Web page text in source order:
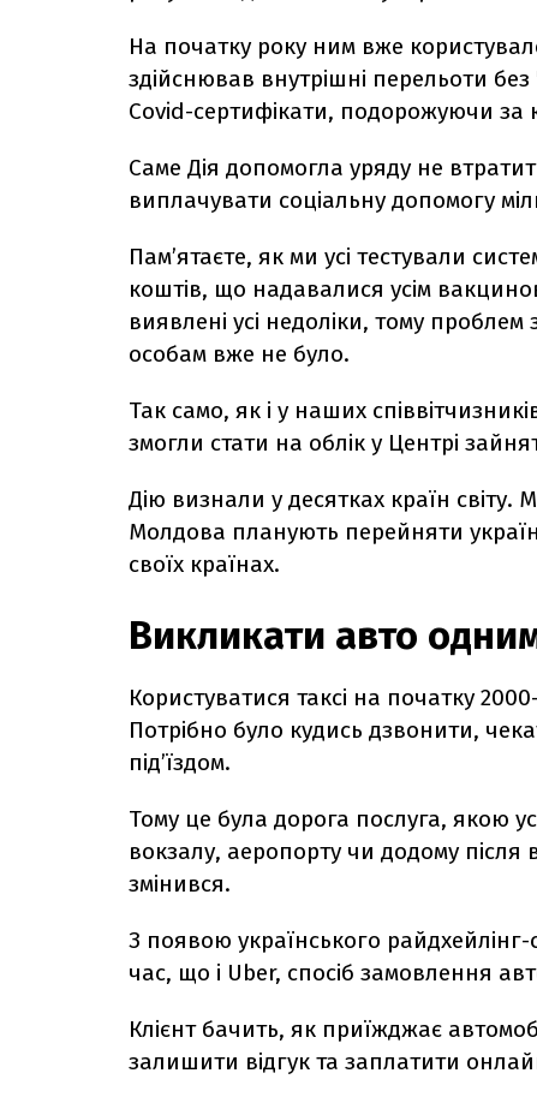
На початку року ним вже
здійснював внутрішні перельоти
Covid-сертифікати, подорожуючи за
Саме Дія допомогла уряду не
виплачувати соціальну допомогу
Пам’ятаєте, як ми усі тестували
коштів, що надавалися усім
виявлені усі недоліки, тому
особам вже не було.
Так само, як і у наших
змогли стати на облік у Центрі
Дію визнали у десятках країн
Молдова планують перейняти
своїх країнах.
Викликати авто
Користуватися таксі на початку
Потрібно було кудись дзвонити,
під’їздом.
Тому це була дорога послуга, якою
вокзалу, аеропорту чи додому після
змінився.
З появою українського
час, що і Uber, спосіб замовлення
Клієнт бачить, як приїжджає
залишити відгук та заплатити